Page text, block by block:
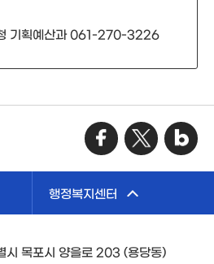
기획예산과 061-270-3226
행정복지센터
시 목포시 양을로 203 (용당동)